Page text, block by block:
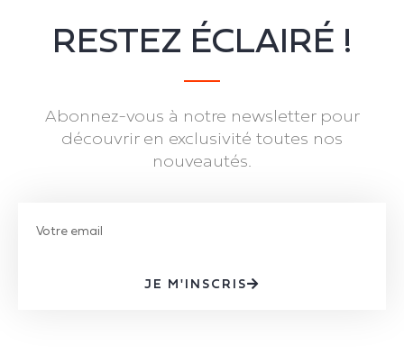
RESTEZ ÉCLAIRÉ !
Abonnez-vous à notre newsletter pour
découvrir en exclusivité toutes nos
nouveautés.
JE M'INSCRIS